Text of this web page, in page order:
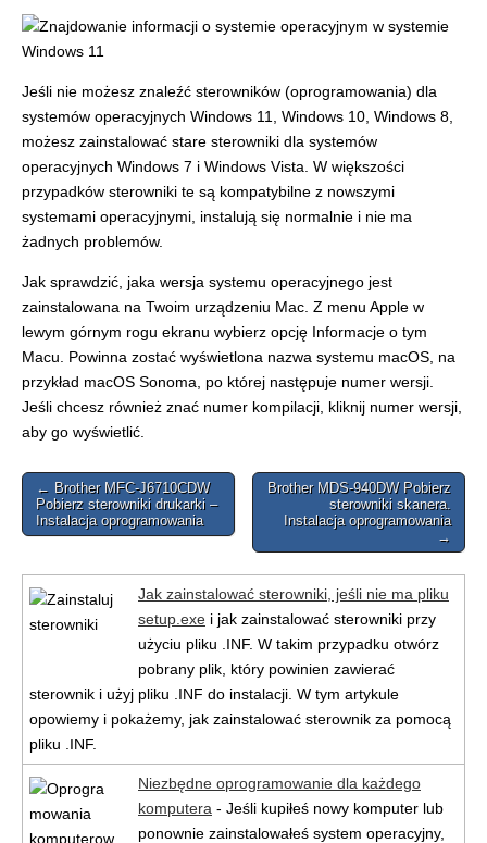
Jeśli nie możesz znaleźć sterowników (oprogramowania) dla
systemów operacyjnych Windows 11, Windows 10, Windows 8,
możesz zainstalować stare sterowniki dla systemów
operacyjnych Windows 7 i Windows Vista. W większości
przypadków sterowniki te są kompatybilne z nowszymi
systemami operacyjnymi, instalują się normalnie i nie ma
żadnych problemów.
Jak sprawdzić, jaka wersja systemu operacyjnego jest
zainstalowana na Twoim urządzeniu Mac. Z menu Apple w
lewym górnym rogu ekranu wybierz opcję Informacje o tym
Macu. Powinna zostać wyświetlona nazwa systemu macOS, na
przykład macOS Sonoma, po której następuje numer wersji.
Jeśli chcesz również znać numer kompilacji, kliknij numer wersji,
aby go wyświetlić.
Post
navigation
← Brother MFC-J6710CDW
Pobierz sterowniki drukarki –
Instalacja oprogramowania
Brother MDS-940DW Pobierz
sterowniki skanera.
Instalacja oprogramowania
→
Jak zainstalować sterowniki, jeśli nie ma pliku
setup.exe i jak zainstalować sterowniki przy
użyciu pliku .INF. W takim przypadku otwórz
pobrany plik, który powinien zawierać
sterownik i użyj pliku .INF do instalacji. W tym artykule
opowiemy i pokażemy, jak zainstalować sterownik za pomocą
pliku .INF.
Niezbędne oprogramowanie dla każdego
komputera - Jeśli kupiłeś nowy komputer lub
ponownie zainstalowałeś system operacyjny,